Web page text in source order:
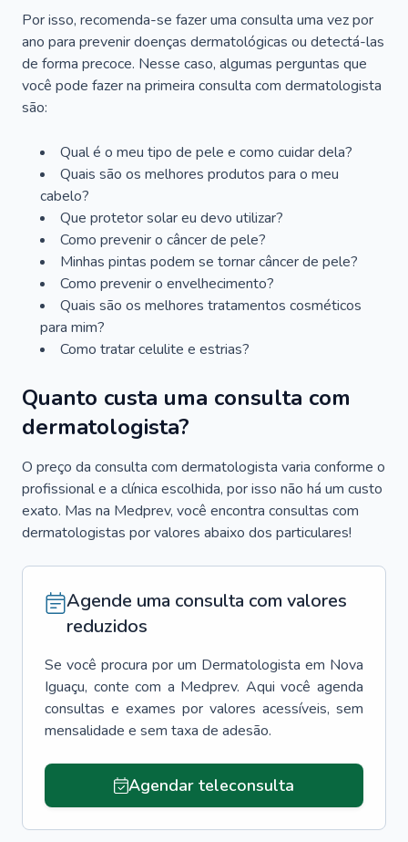
Por isso, recomenda-se fazer uma consulta uma vez por
ano para prevenir doenças dermatológicas ou detectá-las
de forma precoce. Nesse caso, algumas perguntas que
você pode fazer na primeira consulta com dermatologista
são:
Qual é o meu tipo de pele e como cuidar dela?
Quais são os melhores produtos para o meu
cabelo?
Que protetor solar eu devo utilizar?
Como prevenir o câncer de pele?
Minhas pintas podem se tornar câncer de pele?
Como prevenir o envelhecimento?
Quais são os melhores tratamentos cosméticos
para mim?
Como tratar celulite e estrias?
Quanto custa uma consulta com
dermatologista?
O preço da consulta com dermatologista varia conforme o
profissional e a clínica escolhida, por isso não há um custo
exato. Mas na Medprev, você encontra consultas com
dermatologistas por valores abaixo dos particulares!
Agende uma consulta com valores
reduzidos
Se você procura por um Dermatologista em Nova
Iguaçu, conte com a Medprev. Aqui você agenda
consultas e exames por valores acessíveis, sem
mensalidade e sem taxa de adesão.
Agendar teleconsulta